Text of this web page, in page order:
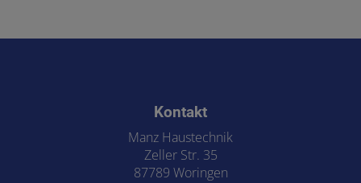
Kontakt
Manz Haustechnik
Zeller Str. 35
87789 Woringen